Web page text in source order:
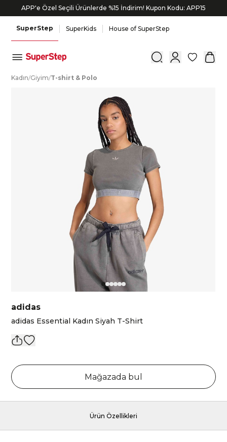
Siparişin 1-3 iş günü içerisinde kargoya verilecektir.
APP'e Özel Seçili Ürünlerde %15 İndirim! Kupon Kodu: APP15
SuperStep SuperKids House of SuperStep
0
Kadın/Giyim/T-shirt & Polo
adidas
adidas Essential Kadın Siyah T-Shirt
Mağazada bul
Ürün Özellikleri